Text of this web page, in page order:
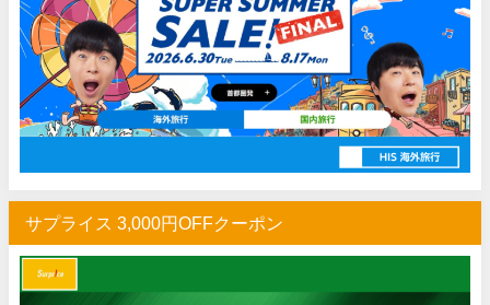
03/03 Trip.com) 3.3メガセール
03/03 Trip.com) 航空券+ホテル 最大5,000円OFFクーポン
03/03 Trip.com) ホテル 最大3,000円OFFクーポン
02/17 Trip.com) 海外ホテル2%OFFクーポン TRIP1
02/17
サプライス 3,000円OFFクーポン